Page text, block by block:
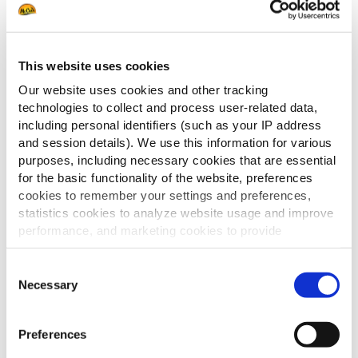
This website uses cookies
Our website uses cookies and other tracking
technologies to collect and process user-related data,
including personal identifiers (such as your IP address
and session details). We use this information for various
purposes, including necessary cookies that are essential
for the basic functionality of the website, preferences
cookies to remember your settings and preferences,
statistics cookies to analyze website usage and improve
performance, and marketing cookies to provide
personalized content and advertising.
By clicking 'Allow all cookies', you consent to the use of
all cookies. If you'd like to customize your preferences,
you can do so by clicking the options below and selecting
'Allow selection.'
Selection
Necessary
Preferences
Om jou alvast te inspireren voor loaded fries, delen
recepten. De McCain Crispers Topped Chilli is een
ware aanvulling op iedere menukaart en
eenvoudig klaar te maken.
Ingrediënten:
McCain Crispers
Tomaten
Rode uien
Kleine groene peper
Eén theelepel azijn